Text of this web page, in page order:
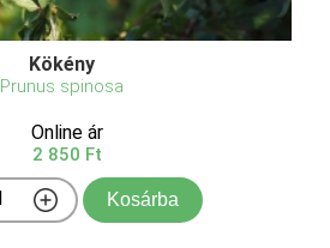
Kökény
Prunus spinosa
Online ár
2 850 Ft
Kosárba